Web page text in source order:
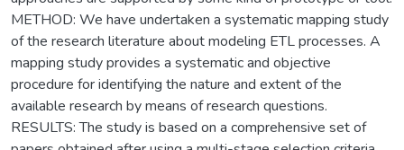
METHOD: We have undertaken a systematic mapping study
of the research literature about modeling ETL processes. A
mapping study provides a systematic and objective
procedure for identifying the nature and extent of the
available research by means of research questions.
RESULTS: The study is based on a comprehensive set of